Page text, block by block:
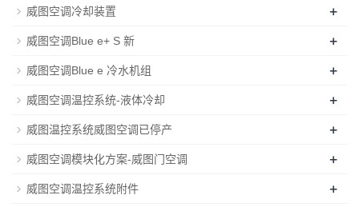
威图空调冷却装置 +
威图空调Blue e+ S 新 +
威图空调Blue e 冷水机组 +
威图空调温控系统-液体冷却 +
威图温控系统威图空调已停产 +
威图空调模块化方案-威图门空调 +
威图空调温控系统附件 +